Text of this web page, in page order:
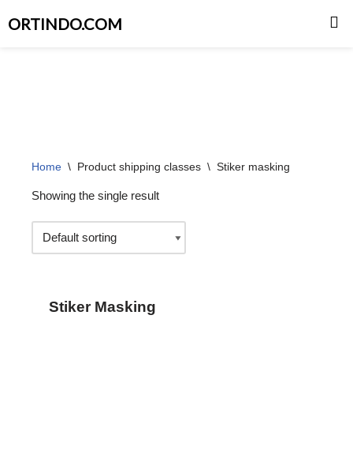
Home \ Product shipping classes \ Stiker masking
Showing the single result
Stiker Masking
ORTINDO.COM